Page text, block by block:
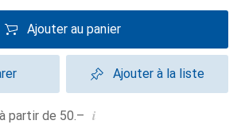
Ajouter au panier
Ajouter à la liste
partir de 50.– i